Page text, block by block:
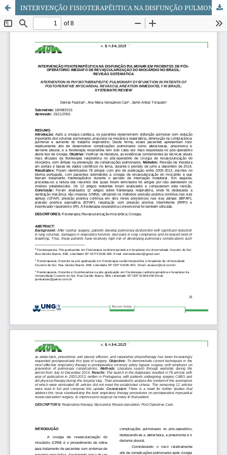
INTERVENÇÃO FISIOTERAPÊUTICA NA DISFUNÇÃO PULMONAR EM PACIENTES DE PÓS-OPERATÓRIO IMEDIATO DE REVASCULARIZAÇÃO DO MIOCÁRDIO NO BRASIL: REVISÃO SISTEMÁTICA